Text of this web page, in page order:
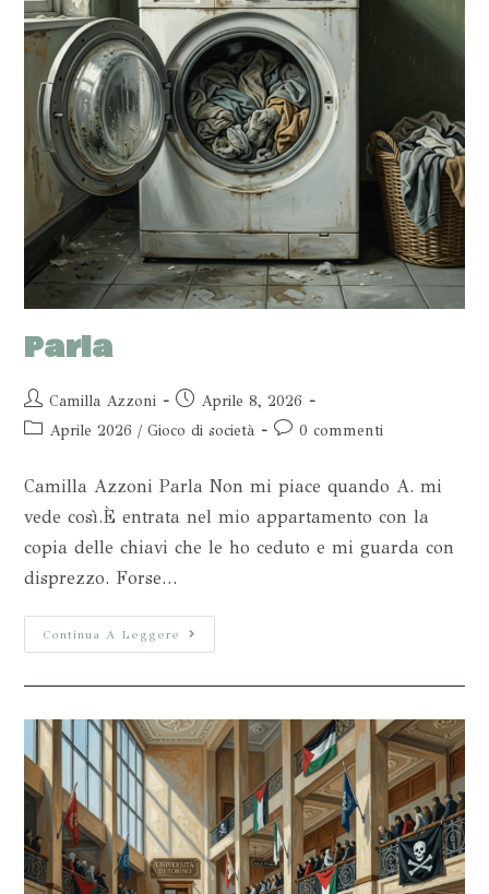
Parla
Camilla Azzoni
Aprile 8, 2026
Aprile 2026 / Gioco di società 0 commenti
Camilla Azzoni Parla Non mi piace quando A. mi
vede così.È entrata nel mio appartamento con la
copia delle chiavi che le ho ceduto e mi guarda con
disprezzo. Forse…
Continua A Leggere